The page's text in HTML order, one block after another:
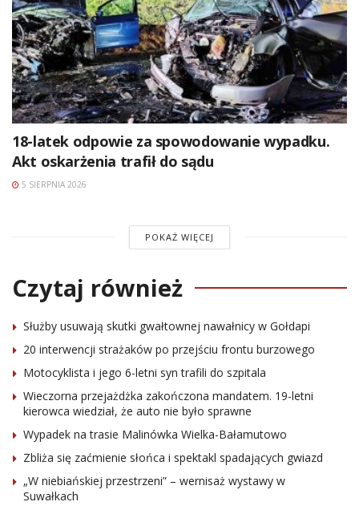
18-latek odpowie za spowodowanie wypadku.
Akt oskarżenia trafił do sądu
5 SIERPNIA 2026
POKAŻ WIĘCEJ
Czytaj również
Służby usuwają skutki gwałtownej nawałnicy w Gołdapi
20 interwencji strażaków po przejściu frontu burzowego
Motocyklista i jego 6-letni syn trafili do szpitala
Wieczorna przejażdżka zakończona mandatem. 19-letni
kierowca wiedział, że auto nie było sprawne
Wypadek na trasie Malinówka Wielka-Bałamutowo
Zbliża się zaćmienie słońca i spektakl spadających gwiazd
„W niebiańskiej przestrzeni” – wernisaż wystawy w
Suwałkach